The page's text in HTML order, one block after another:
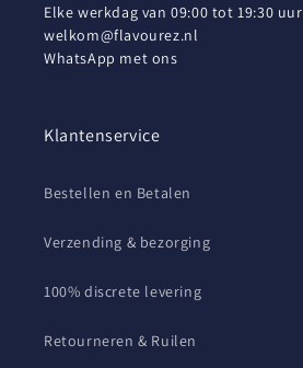
Elke werkdag van 09:00 tot 19:30 uur
welkom@flavourez.nl
WhatsApp met ons
Klantenservice
Bestellen en Betalen
Verzending & bezorging
100% discrete levering
Retourneren & Ruilen